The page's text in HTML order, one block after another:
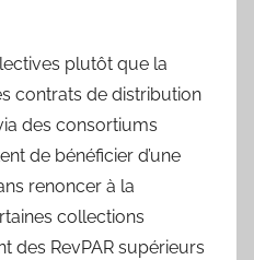
plutôt que la
contrats de distribution
des consortiums
de bénéficier d’une
renoncer à la
collections
des RevPAR supérieurs